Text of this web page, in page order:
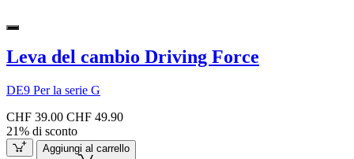
Leva del cambio Driving Force
DE9 Per la serie G
CHF 39.00 CHF 49.90
21% di sconto
Aggiungi al carrello